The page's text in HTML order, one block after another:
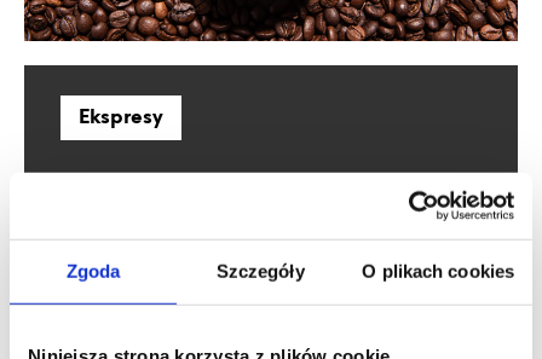
Zgoda Szczegóły O plikach cookies
Ekspresy